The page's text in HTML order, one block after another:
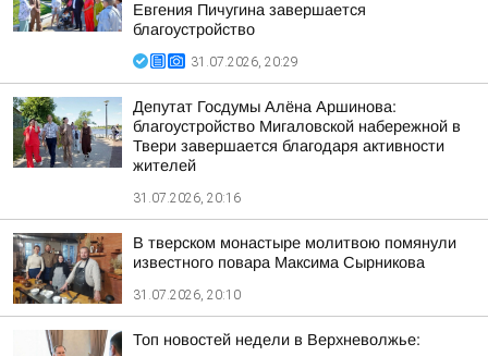
Евгения Пичугина завершается
благоустройство
31.07.2026, 20:29
Депутат Госдумы Алёна Аршинова:
благоустройство Мигаловской набережной в
Твери завершается благодаря активности
жителей
31.07.2026, 20:16
В тверском монастыре молитвою помянули
известного повара Максима Сырникова
31.07.2026, 20:10
Топ новостей недели в Верхневолжье: